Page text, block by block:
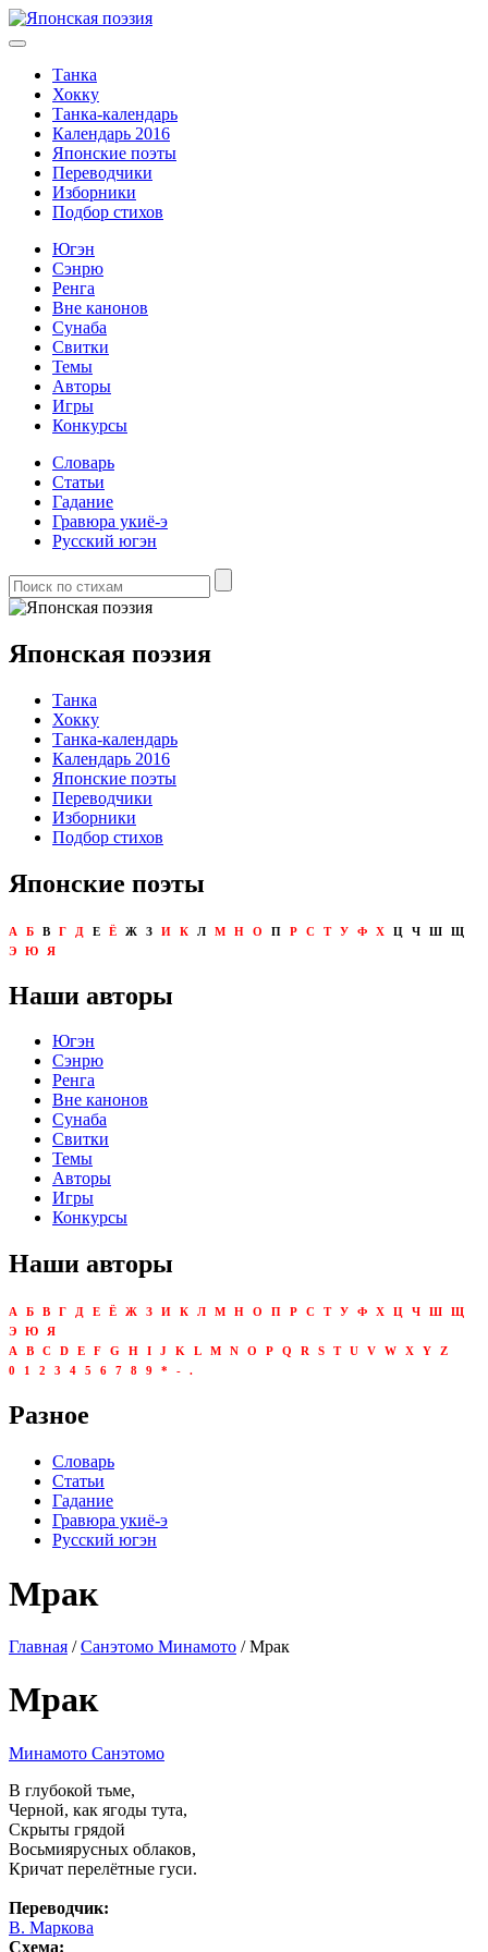
Танка
Хокку
Танка-календарь
Календарь 2016
Японские поэты
Переводчики
Изборники
Подбор стихов
Югэн
Сэнрю
Ренга
Вне канонов
Сунаба
Свитки
Темы
Авторы
Игры
Конкурсы
Словарь
Статьи
Гадание
Гравюра укиё-э
Русский югэн
Японская поэзия
Танка
Хокку
Танка-календарь
Календарь 2016
Японские поэты
Переводчики
Изборники
Подбор стихов
Японские поэты
А Б В Г Д Е Ё Ж З И К Л М Н О П Р С Т У Ф Х Ц Ч Ш
Щ
Э
Ю Я
Наши авторы
Югэн
Сэнрю
Ренга
Вне канонов
Сунаба
Свитки
Темы
Авторы
Игры
Конкурсы
Наши авторы
А Б В Г Д Е Ё Ж З И К Л М Н О П Р С Т У Ф Х Ц Ч Ш
Щ
Э
Ю
Я
A
B C D E F G H I J K L M N O P Q R S T U V W X Y
Z
0
1 2 3 4 5 6 7 8 9 * - .
Разное
Словарь
Статьи
Гадание
Гравюра укиё-э
Русский югэн
Мрак
Главная /Санэтомо Минамото / Мрак
Мрак
Минамото Санэтомо
В глубокой тьме,
Черной, как ягоды тута,
Скрыты грядой
Восьмиярусных облаков,
Кричат перелётные гуси.
Переводчик:
В. Маркова
Схема: